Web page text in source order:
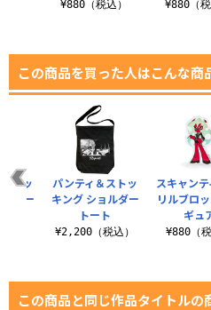
¥880（税
¥880（税込）
この商品を買った人はこんな商
スキャン
リルブロ
ギュ
¥880（税
トッ
トー
パンティ＆ストッ
キング ショルダー
トート
¥2,200（税込）
この商品と同じ作品タイトルの